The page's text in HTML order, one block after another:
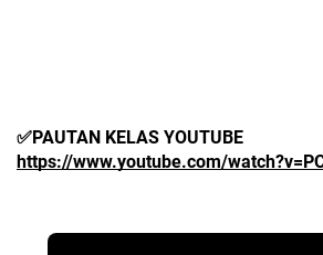
✅PAUTAN KELAS YOUTUBE
https://www.youtube.com/